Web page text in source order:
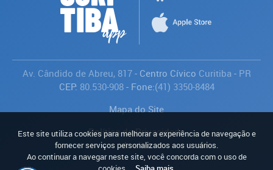
Av. Cândido de Abreu, 817- Centro Cívico Curitiba- PR
CEP: 80.530-908- Fone:(41) 3350-8484
Mapa do Site
Política de Privacidade
Avaliar
Este site utiliza cookies para melhorar a experiência de navegação e
fornecer serviços personalizados aos usuários.
Ao continuar a navegar neste site, você concorda com o uso de